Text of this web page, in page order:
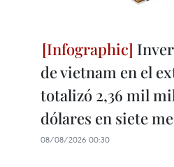
de vietnam en el
totalizó 2,36 mil
dólares en siete
08/08/2026 00:30